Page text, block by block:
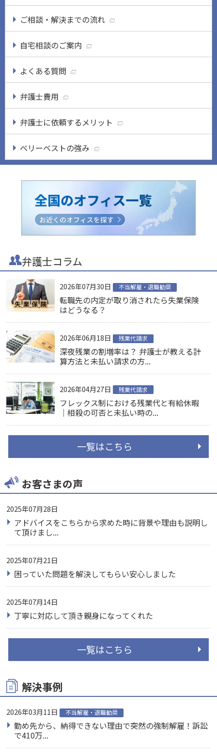
ご相談・解決までの流れ
自宅相談のご案内
よくある質問
弁護士費用
弁護士に依頼するメリット
ベリーベストの強み
弁護士コラム
2026年07月30日 不当解雇・退職勧奨
転職先の内定が取り消されたら失業保険
はどうなる？
2026年06月18日 残業代請求
深夜残業の割増率は？ 弁護士が教える計
算方法と未払い請求の方...
2026年04月27日 残業代請求
フレックス制における残業代と有給休暇
｜相殺の可否と未払い時の...
一覧はこちら
お客さまの声
2025年07月28日
アドバイスをこちらから求めた時に背景や理由も説明し
て頂けまし...
2025年07月21日
困っていた問題を解決してもらい安心しました
2025年07月14日
丁寧に対応して頂き親身になってくれた
一覧はこちら
解決事例
2026年03月11日 不当解雇・退職勧奨
勤め先から、納得できない理由で突然の強制解雇！訴訟
で410万...